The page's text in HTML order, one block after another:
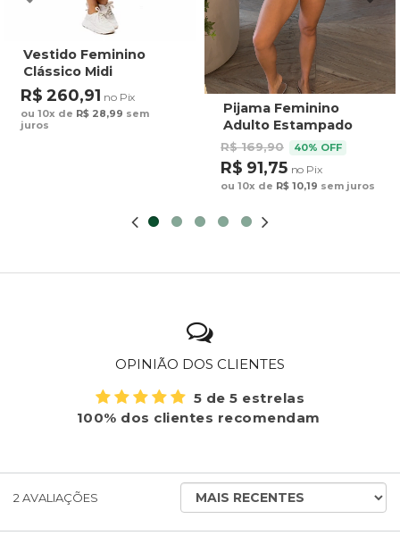
Vestido Feminino
Clássico Midi
Estampado Maxi
Arara Fundo Azul
R$ 260,91 no Pix
ou 10x de R$ 28,99 sem
juros
Pijama Feminino
Adulto Estampado
Preguiça Tucano
Fundo Marrom
R$ 169,90 40% OFF
R$ 91,75 no Pix
ou 10x de R$ 10,19 sem juros
OPINIÃO DOS CLIENTES
5 de 5 estrelas
100% dos clientes recomendam
2 AVALIAÇÕES
ORDENAR
AVALIAÇÕES